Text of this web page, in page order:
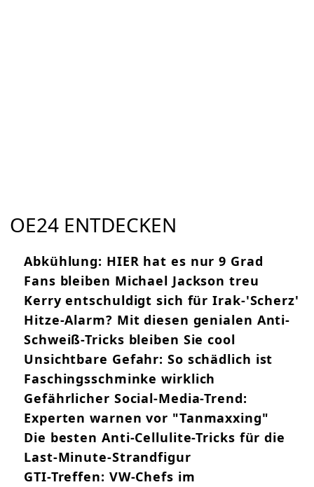
OE24 ENTDECKEN
Abkühlung: HIER hat es nur 9 Grad
Fans bleiben Michael Jackson treu
Kerry entschuldigt sich für Irak-'Scherz'
Hitze-Alarm? Mit diesen genialen Anti-
Schweiß-Tricks bleiben Sie cool
Unsichtbare Gefahr: So schädlich ist
Faschingsschminke wirklich
Gefährlicher Social-Media-Trend:
Experten warnen vor "Tanmaxxing"
Die besten Anti-Cellulite-Tricks für die
Last-Minute-Strandfigur
GTI-Treffen: VW-Chefs im